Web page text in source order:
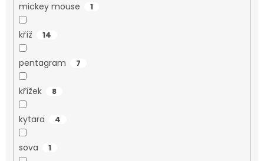
mickey mouse 1
kříž 14
pentagram 7
křížek 8
kytara 4
sova 1